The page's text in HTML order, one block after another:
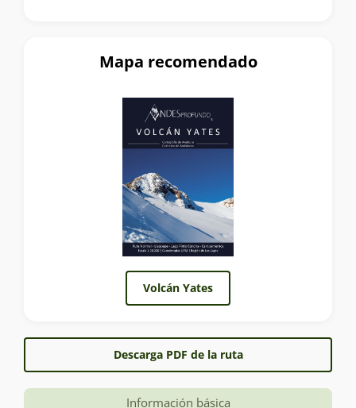
Mapa recomendado
Volcán Yates
Descarga PDF de la ruta
Información básica